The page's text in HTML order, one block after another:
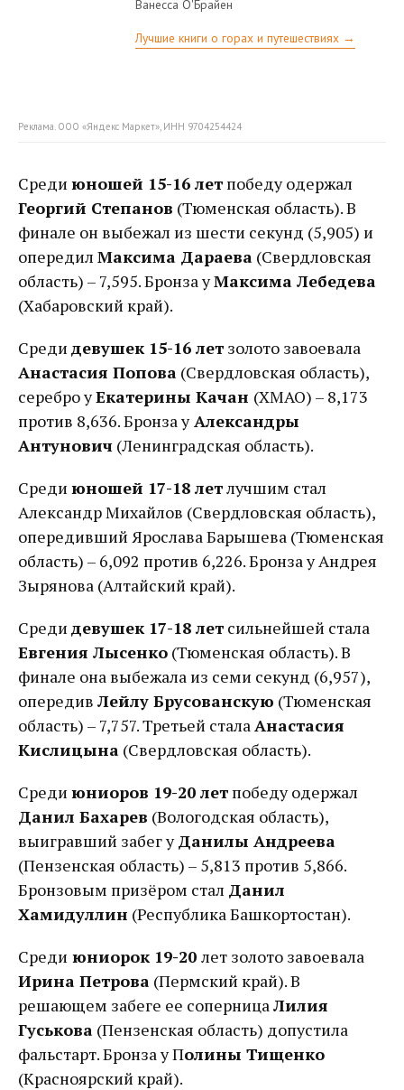
Ванесса О'Брайен
Лучшие книги о горах и путешествиях →
Реклама. ООО «Яндекс Маркет», ИНН 9704254424
Среди юношей 15-16 лет победу одержал
Георгий Степанов (Тюменская область). В
финале он выбежал из шести секунд (5,905) и
опередил Максима Дараева (Свердловская
область) – 7,595. Бронза уМаксима Лебедева
(Хабаровский край).
Среди девушек 15-16 лет золото завоевала
Анастасия Попова (Свердловская область),
серебро уЕкатерины Качан (ХМАО) – 8,173
против 8,636. Бронза уАлександры
Антунович (Ленинградская область).
Среди юношей 17-18 летлучшим стал
Александр Михайлов (Свердловская область),
опередивший Ярослава Барышева (Тюменская
область) – 6,092 против 6,226. Бронза у Андрея
Зырянова (Алтайский край).
Среди девушек 17-18 лет сильнейшей стала
Евгения Лысенко (Тюменская область). В
финале она выбежала из семи секунд (6,957),
опередив Лейлу Брусованскую (Тюменская
область) – 7,757. Третьей стала Анастасия
Кислицына (Свердловская область).
Среди юниоров 19-20 лет победу одержал
Данил Бахарев (Вологодская область),
выигравший забег у Данилы Андреева
(Пензенская область) – 5,813 против 5,866.
Бронзовым призёром стал Данил
Хамидуллин (Республика Башкортостан).
Среди юниорок 19-20 лет золото завоевала
Ирина Петрова (Пермский край). В
решающем забеге ее соперница Лилия
Гуськова (Пензенская область) допустила
фальстарт. Бронза у Полины Тищенко
(Красноярский край).